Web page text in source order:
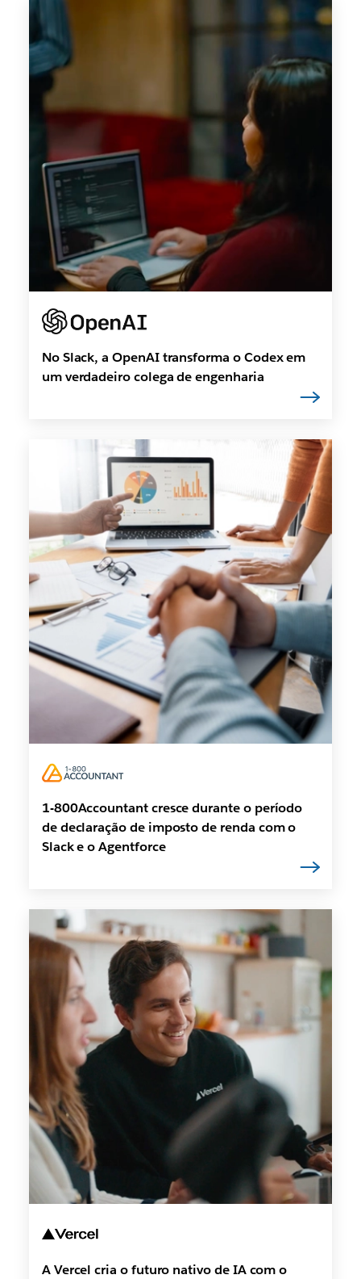
No Slack, a OpenAI transforma o Codex em
um verdadeiro colega de engenharia
1-800Accountant cresce durante o período
de declaração de imposto de renda com o
Slack e o Agentforce
A Vercel cria o futuro nativo de IA com o